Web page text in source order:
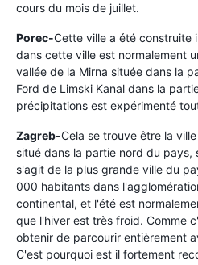
cours du mois de juillet.
Porec-Cette ville a été construite
dans cette ville est normalement
vallée de la Mirna située dans la
Ford de Limski Kanal dans la
précipitations est expérimenté
Zagreb-Cela se trouve être la
situé dans la partie nord du pays,
s'agit de la plus grande ville du
000 habitants dans
continental, et l'été est
que l'hiver est très froid. Comme
obtenir de parcourir entièrement
C'est pourquoi est il fortement